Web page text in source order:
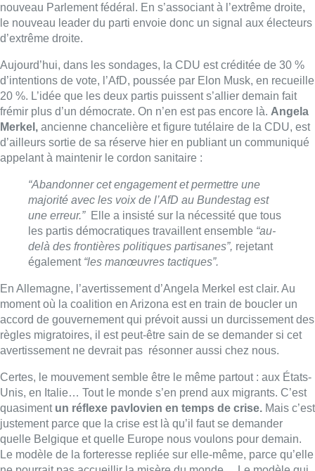
“Abandonner cet engagement et permettre une
majorité avec les voix de l’AfD au Bundestag est
une erreur.”
delà des frontières politiques partisanes”,rejetant
également“les manœuvres tactiques”.
En Allemagne, l’avertissement d’Angela Merkel est clair. Au
moment où la coalition en Arizona est en train de boucler un
accord de gouvernement qui prévoit aussi un durcissement des
règles migratoires, il est peut-être sain de se demander si cet
Certes, le mouvement semble être le même partout : aux États-
Unis, en Italie… Tout le monde s’en prend aux migrants. C’est
quasimentun réflexe pavlovien en temps de crise.Mais c’est
justement parce que la crise est là qu’il faut se demander
quelle Belgique et quelle Europe nous voulons pour demain.
ne pourrait pas accueillir la misère du monde… Le modèle qui
veut hiérarchiser l’accès aux droits humains ou à la prospérité
en fonction de l’origine ou de la nationalité… Que le slogan
s’appelle“Notre peuple d’abord”ou “America First” , ce
modèle semble devenir dominant. Il n’est pas interdit de
s’interroger sur sa pertinence et sur les valeurs sous-jacentes
qu’il implique.
Un édito de Fabrice Grosfilley
Lire aussi :